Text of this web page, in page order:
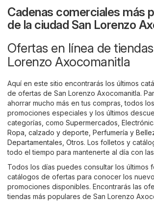
Cadenas comerciales más
de la ciudad San Lorenzo
Ofertas en línea de
Lorenzo Axocomanitla
Aquí en este sitio encontrarás los últimos
de ofertas de San Lorenzo Axocomanitla.
ahorrar mucho más en tus compras, todos
promociones especiales y los últimos
categorías, como Supermercados
Ropa, calzado y deporte Perfumería y
Departamentales Otros. Los folletos y
todo el tiempo para mantenerte al día con
Todos los días puedes consultar los últimos
catálogos de ofertas para conocer los
promociones disponibles. Encontrarás las
tiendas más populares de San Lorenzo